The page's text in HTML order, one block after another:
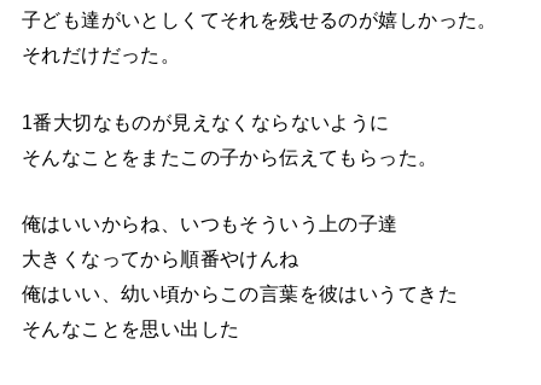
子ども達がいとしくてそれを残せるのが嬉しかった。
それだけだった。
1番大切なものが見えなくならないように
そんなことをまたこの子から伝えてもらった。
俺はいいからね、いつもそういう上の子達
大きくなってから順番やけんね
俺はいい、幼い頃からこの言葉を彼はいうてきた
そんなことを思い出した